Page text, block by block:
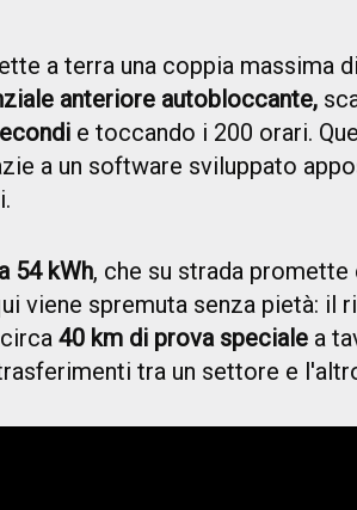
a terra una coppia massima
anteriore autobloccante,
e toccando i 200 orari.
a un software sviluppato
54 kWh, che su strada
viene spremuta senza pietà: il
40 km di prova speciale a
tra un settore e